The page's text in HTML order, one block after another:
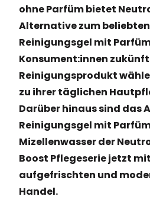
ohne Parfüm bietet
Alternative zum
Reinigungsgel mit
Konsument:innen
Reinigungsprodukt
zu ihrer täglichen
Darüber hinaus sind das
Reinigungsgel mit
Mizellenwasser der
Boost Pflegeserie jetzt
aufgefrischten und
Handel.